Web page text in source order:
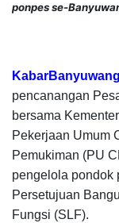
ponpes se-
pencanangan
bersama
Pekerjaan Umum
Pemukiman (PU
pengelola pondok
Persetujuan
Fungsi (SLF).